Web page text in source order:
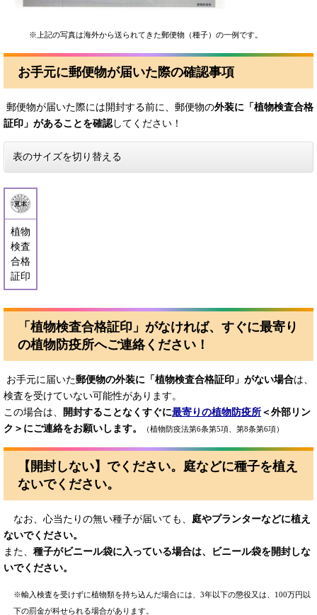
※上記の写真は海外から送られてきた郵便物（種子）の一例です。
お手元に郵便物が届いた際の確認事項
郵便物が届いた際には開封する前に、郵便物の外装に「植物検査合格
証印」があることを確認してください！
表のサイズを切り替える
植物
検査
合格
証印
「植物検査合格証印」がなければ、すぐに最寄り
の植物防疫所へご連絡ください！
お手元に届いた郵便物の外装に「植物検査合格証印」がない場合は、
検査を受けていない可能性があります。
この場合は、
開封することなくすぐに最寄りの植物防疫所 ＜外部リン
ク＞ にご連絡をお願いします。 （植物防疫法第6条第5項、第8条第6項）
【開封しない】でください。庭などに種子を植え
ないでください。
なお、心当たりの無い種子が届いても、 庭やプランターなどに植え
ないでください。
また、 種子がビニール袋に入っている場合は、ビニール袋を開封しな
いでください。
※輸入検査を受けずに植物類を持ち込んだ場合には、3年以下の懲役又は、100万円以
下の罰金が科せられる場合があります。